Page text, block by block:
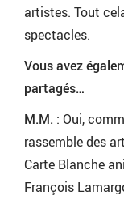
artistes. Tout
spectacles.
Vous avez
partagés…
M.M. : Oui,
rassemble des
Carte Blanche
François